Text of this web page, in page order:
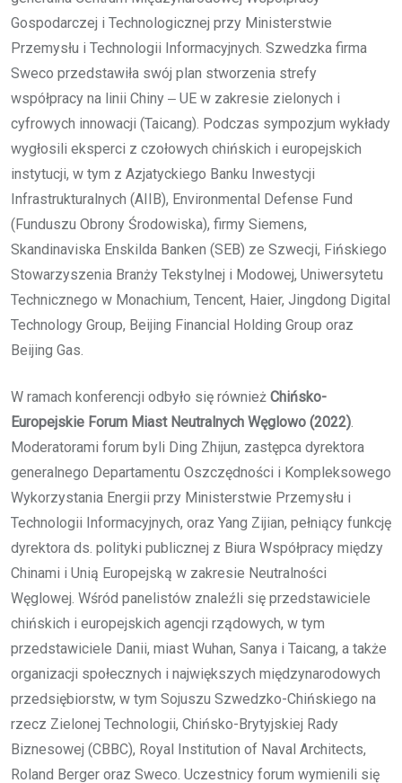
Gospodarczej i Technologicznej przy Ministerstwie
Przemysłu i Technologii Informacyjnych. Szwedzka firma
Sweco przedstawiła swój plan stworzenia strefy
współpracy na linii Chiny ‒ UE w zakresie zielonych i
cyfrowych innowacji (Taicang). Podczas sympozjum wykłady
wygłosili eksperci z czołowych chińskich i europejskich
instytucji, w tym z Azjatyckiego Banku Inwestycji
Infrastrukturalnych (AIIB), Environmental Defense Fund
(Funduszu Obrony Środowiska), firmy Siemens,
Skandinaviska Enskilda Banken (SEB) ze Szwecji, Fińskiego
Stowarzyszenia Branży Tekstylnej i Modowej, Uniwersytetu
Technicznego w Monachium, Tencent, Haier, Jingdong Digital
Technology Group, Beijing Financial Holding Group oraz
Beijing Gas.
W ramach konferencji odbyło się również Chińsko-
Europejskie Forum Miast Neutralnych Węglowo (2022).
Moderatorami forum byli Ding Zhijun, zastępca dyrektora
generalnego Departamentu Oszczędności i Kompleksowego
Wykorzystania Energii przy Ministerstwie Przemysłu i
Technologii Informacyjnych, oraz Yang Zijian, pełniący funkcję
dyrektora ds. polityki publicznej z Biura Współpracy między
Chinami i Unią Europejską w zakresie Neutralności
Węglowej. Wśród panelistów znaleźli się przedstawiciele
chińskich i europejskich agencji rządowych, w tym
przedstawiciele Danii, miast Wuhan, Sanya i Taicang, a także
organizacji społecznych i największych międzynarodowych
przedsiębiorstw, w tym Sojuszu Szwedzko-Chińskiego na
rzecz Zielonej Technologii, Chińsko-Brytyjskiej Rady
Biznesowej (CBBC), Royal Institution of Naval Architects,
Roland Berger oraz Sweco. Uczestnicy forum wymienili się